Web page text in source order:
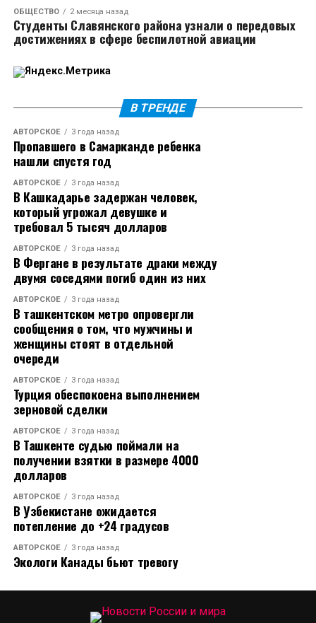
ОБЩЕСТВО 2 месяца назад
Студенты Славянского района узнали о передовых
достижениях в сфере беспилотной авиации
В ТРЕНДЕ
АВТОРСКОЕ 3 года назад
Пропавшего в Самарканде ребенка
нашли спустя год
АВТОРСКОЕ 3 года назад
В Кашкадарье задержан человек,
который угрожал девушке и
требовал 5 тысяч долларов
АВТОРСКОЕ 3 года назад
В Фергане в результате драки между
двумя соседями погиб один из них
АВТОРСКОЕ 3 года назад
В ташкентском метро опровергли
сообщения о том, что мужчины и
женщины стоят в отдельной
очереди
АВТОРСКОЕ 3 года назад
Турция обеспокоена выполнением
зерновой сделки
АВТОРСКОЕ 3 года назад
В Ташкенте судью поймали на
получении взятки в размере 4000
долларов
АВТОРСКОЕ 3 года назад
В Узбекистане ожидается
потепление до +24 градусов
АВТОРСКОЕ 3 года назад
Экологи Канады бьют тревогу